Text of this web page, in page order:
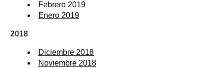
Febrero 2019
Enero 2019
2018
Diciembre 2018
Noviembre 2018